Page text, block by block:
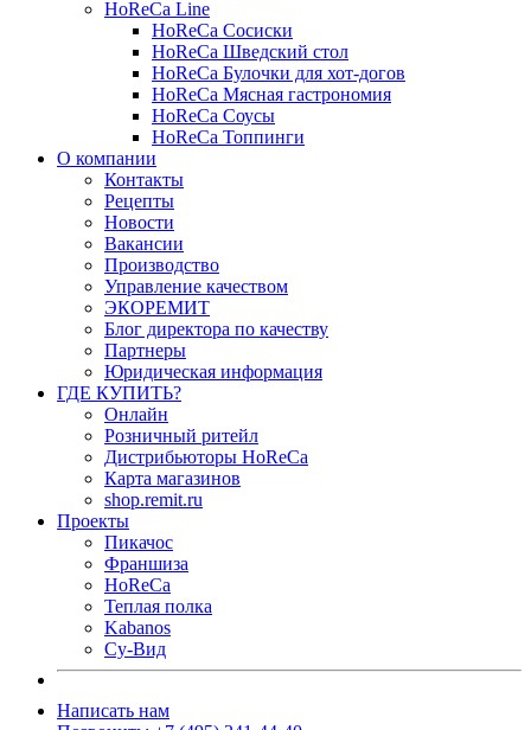
HoReCa Line
HoReCa Сосиски
HoReCa Шведский стол
HoReCa Булочки для хот-догов
HoReCa Мясная гастрономия
HoReCa Соусы
HoReCa Топпинги
О компании
Контакты
Рецепты
Новости
Вакансии
Производство
Управление качеством
ЭКОРЕМИТ
Блог директора по качеству
Партнеры
Юридическая информация
ГДЕ КУПИТЬ?
Онлайн
Розничный ритейл
Дистрибьюторы HoReCa
Карта магазинов
shop.remit.ru
Проекты
Пикачос
Франшиза
HoReCa
Теплая полка
Kabanos
Су-Вид
Написать нам